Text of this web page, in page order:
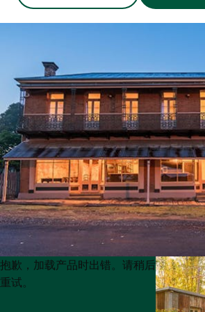
Product
List
Product
List
抱歉，加载产品时出错。请稍后
重试。